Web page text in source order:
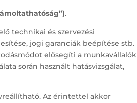
.
technikai és szervezési
jogi garanciák beépítése stb.
elősegíti a munkavállalók
során használt hatásvizsgálat,
Az érintettel akkor